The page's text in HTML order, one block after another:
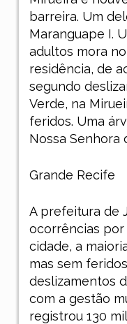
barreira. Um
Maranguape I.
adultos mora
residência, de
segundo
Verde, na
feridos. Uma
Nossa Senhora
Grande Recife
A prefeitura de
ocorrências por
cidade, a
mas sem
deslizamentos
com a gestão
registrou 130